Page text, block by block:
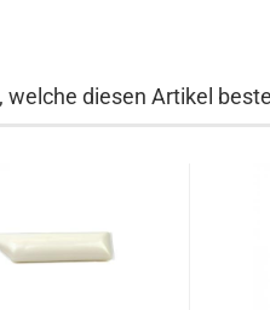
welche diesen Artikel